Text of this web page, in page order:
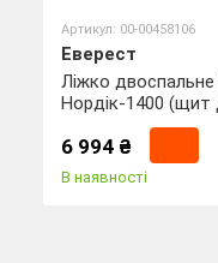
Артикул: 00-00458106
Еверест
Ліжко двоспальне
Нордік-1400 (щит
матрац) 140х200
Дуб крафт
5552)
6 994 ₴
В наявності